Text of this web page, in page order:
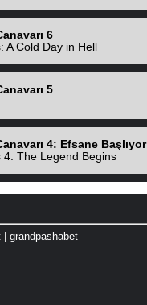
6
A Cold Day in Hell
5
4: Efsane Başlıyor
4: The Legend Begins
| grandpashabet